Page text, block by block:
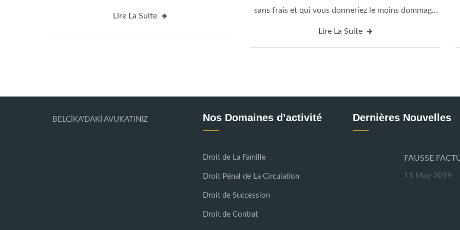
Lire La Suite
sans frais et qui vous donneriez le moins dommage
Lire La Suite
BELÇİKA’DAKİ AVUKATINIZ Nos Domaines d’activité
Droit de La Famille
Droit Pénal de La Circulation
Droit de Succession
Droit de Contrat
Dernières Nouvelles
FAUSSE
11 May 2019